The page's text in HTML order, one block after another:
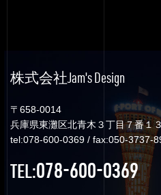
株式会社Jam's Design
〒658-0014
兵庫県東灘区北青木３丁目７番１
tel:078-600-0369 / fax:050-3737-
TEL:078-600-0369